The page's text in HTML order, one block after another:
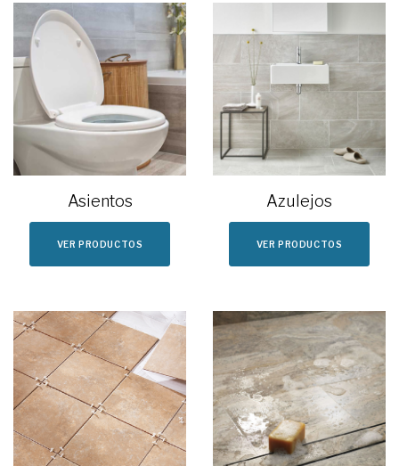
Asientos
VER PRODUCTOS
Azulejos
VER PRODUCTOS